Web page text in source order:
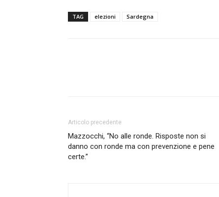
TAG elezioni Sardegna
Articolo precedente
Mazzocchi, “No alle ronde. Risposte non si
danno con ronde ma con prevenzione e pene
certe.”